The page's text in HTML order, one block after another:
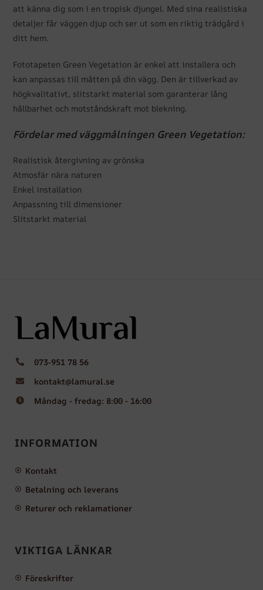
att känna dig som i en tropisk djungel. Med sina realistiska
detaljer får väggen djup och ser ut som en riktig trädgård i
ditt hem.
Fototapeten Green Vegetation är enkel att installera och
kan anpassas till måtten på din vägg. Den är tillverkad av
högkvalitativt, slitstarkt material som garanterar lång
hållbarhet och motståndskraft mot blekning.
Fördelar med väggmålningen Green Vegetation:
Realistisk återgivning av grönska
Atmosfär nära naturen
Enkel installation
Anpassning till dimensioner
Slitstarkt material
073-951 78 56
kontakt@lamural.se
Måndag - fredag: 8:00 - 16:00
INFORMATION
Kontakt
Betalning och leverans
Returer och reklamationer
VIKTIGA LÄNKAR
Föreskrifter